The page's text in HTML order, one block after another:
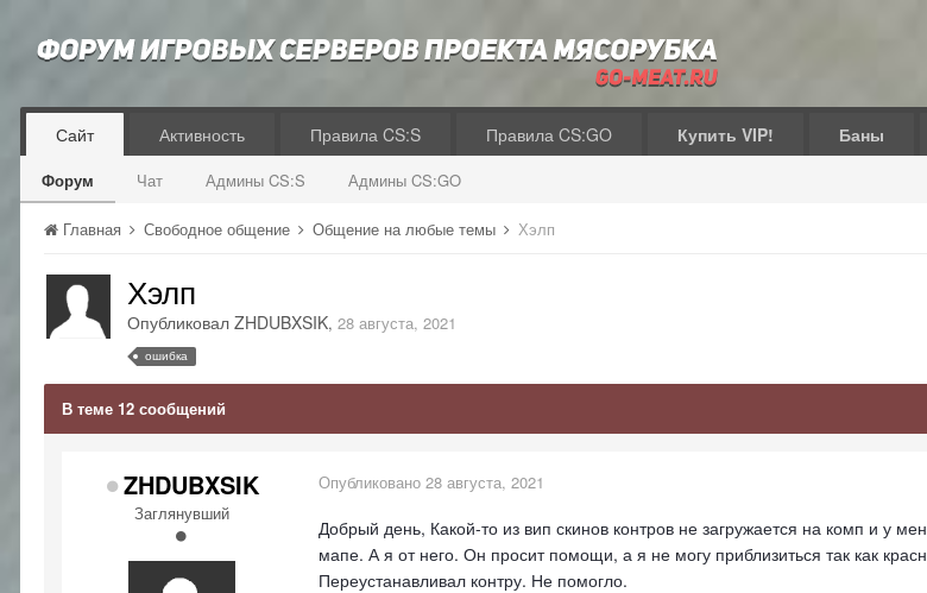
Сайт
Форум Чат Админы CS:S Админы CS:GO
Активность Правила CS:S Правила CS:GO Купить VIP! Баны
Главная Свободное общение Общение на любые темы Хэлп
Хэлп
Опубликовал ZHDUBXSIK, 28 августа, 2021
ошибка
В теме 12 сообщений
ZHDUBXSIK
Заглянувший
Опубликовано 28 августа, 2021
Добрый день, Какой-то из вип скинов контров не загружается на комп и у
мапе. А я от него. Он просит помощи, а я не могу приблизиться так как
Переустанавливал контру. Не помогло.